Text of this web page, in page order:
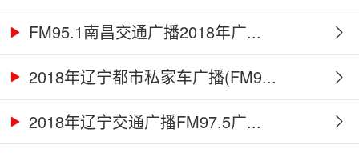
FM95.1南昌交通广播2018年广...
2018年辽宁都市私家车广播(FM9...
2018年辽宁交通广播FM97.5广...